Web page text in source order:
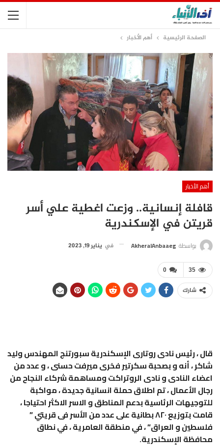
الصفحة الرئيسية أهم الأخبار
أهم الأخبار
قافلة إنسانية.. وزعت اغطية علي أسر
قريتن في الإسكندرية
بواسطة AkheralAnbaaeg في يناير 19, 2023
0 35
شارك
قال ، رئيس نادى روتارى الإسكندرية سبورتنج المهندس وليد
شاكر ، أنه و بصحبة سكرتير فخرى ميرفت حسنى ، و عدد من
اعضاء النادى و نادى الروتراكت ومساهمة شركاء النجاح من
رجال الأعمال ، تم اطلاق حملة انسانية جديدة ، مواكبة
للتوجيهات الرئاسية بدعم المناطق و الاسر الاكثر احتياجا ،
قامت بتوزيع ٨٢٠ بطانية على عدد من الأسر فى قريتي ”
فلسطين و العراق” ، في منطقة العامرية ، في نطاق
محافظة الإسكندرية.